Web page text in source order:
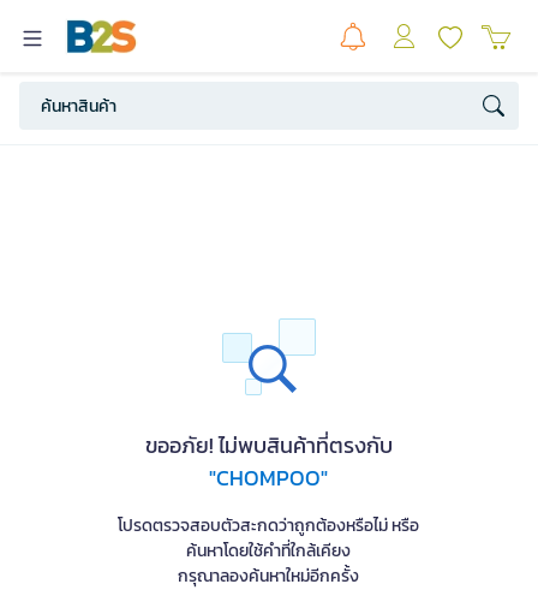
ขออภัย! ไม่พบสินค้าที่ตรงกับ
"CHOMPOO"
โปรดตรวจสอบตัวสะกดว่าถูกต้องหรือไม่ หรือ
ค้นหาโดยใช้คำที่ใกล้เคียง
กรุณาลองค้นหาใหม่อีกครั้ง